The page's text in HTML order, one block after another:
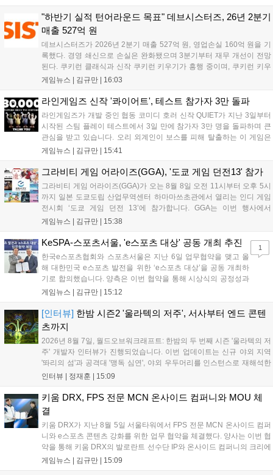
혜택을 지급하며, 상세 내용은 공식 라운지에서 확인할 수 있다. 이용자
는 게임 접속 및 주요 콘텐츠 플레이를 통해 성장을 지원받을 수 있다....
"하반기 실적 턴어라운드 목표" 데브시스터즈, 26년 2분기
매출 527억 원
데브시스터즈가 2026년 2분기 매출 527억 원, 영업손실 160억 원을 기
록했다. 경영 쇄신으로 손실은 완화됐으며 3분기부터 재무 개선이 전망
된다. 쿠키런 클래식과 신작 쿠키런 키우기가 흥행 중이며, 쿠키런 키우
기는 13일 첫 업데이트를 시작으로 2주 간격의 콘텐츠를 제공한다. 또한
이다. 회사는 비용 효율화와 신작 흥행을 통해 하반기 실적 턴어라운드
를 이끌 방침이다....
게임뉴스 | 김규만 16:03
라인게임즈 신작 '콰이어트', 테스트 참가자 3만 돌파
라인게임즈가 개발 중인 협동 코미디 호러 신작 QUIET가 지난 3일부터
시작된 스팀 플레이 테스트에서 3일 만에 참가자 3만 명을 돌파하며 큰
관심을 받고 있습니다. 오리 외계인이 보스를 피해 탈출하는 이 게임은
최대 4인 협동을 지원하며, 소음 관리와 물리 법칙을 활용한 전략적 플레
을 개선 중이며, 상세 정보는 스팀 페이지에서 확인 가능합니다....
게임뉴스 | 김규만 15:41
그라비티 게임 어라이즈(GGA), '도쿄 게임 던전13' 참가
그라비티 게임 어라이즈(GGA)가 오는 8월 8일 오전 11시부터 오후 5시
까지 일본 도쿄도립 산업무역센터 하마마쓰초관에서 열리는 인디 게임
전시회 ‘도쿄 게임 던전 13’에 참가합니다. GGA는 이번 행사에서
‘JALECO ARCADE COLLECTION’ 시리즈의 미공개 작품 12종을 최초
입니다. 시연 참여 관람객에게는 선착순으로 특별 굿즈를 증정하며, 인
디 게임 생태계 활성화와 신규 타이틀 반응 확인을 목표로 합니다....
게임뉴스 | 김규만 15:38
KeSPA-스포츠서울, 'e스포츠 대상' 공동 개최 추진
한국e스포츠협회와 스포츠서울은 지난 6일 업무협약을 맺고 올
해 대한민국 e스포츠 발전을 위한 ‘e스포츠 대상’을 공동 개최하
기로 합의했습니다. 양측은 이번 협약을 통해 시상식의 공정성과
전문성을 강화하고 MZ세대를 겨냥한 미디어 영향력을 확대해 e
김영만 회장은 10년 만에 재추진되는 이번 시상식이 e스포츠의
성과와 가치를 널리 알리는 권위 있는 행사가 되도록 노력하겠다
고 밝혔습니다....
게임뉴스 | 김규만 15:12
1
[인터뷰] 한밤 시즌2 '울라텍의 저주', 서사부터 엔드 콘텐
츠까지
2026년 8월 7일, 월드오브워크래프트: 한밤의 두 번째 시즌 '울라텍의 저
주' 개발자 인터뷰가 진행되었습니다. 이번 업데이트는 신규 야외 지역
'똬리의 섬'과 공격대 '맹독 심연', 야외 우두머리를 인스턴스로 재해석한
'소굴'을 포함합니다. 개발진은 하우징 시스템 개선 및 신화+ 던전 로테이
를 표했습니다....
인터뷰 | 정재훈 15:09
키움 DRX, FPS 전문 MCN 온사이드 컴퍼니와 MOU 체
결
키움 DRX가 지난 8월 5일 서울타워에서 FPS 전문 MCN 온사이드 컴퍼
니와 e스포츠 콘텐츠 강화를 위한 업무 협약을 체결했다. 양사는 이번 협
약을 통해 키움 DRX의 발로란트 선수단 IP와 온사이드 컴퍼니의 크리에
이터 네트워크를 결합하여 정규 및 특별 콘텐츠를 공동 기획한다. 또한
게임뉴스 | 김규만 15:09